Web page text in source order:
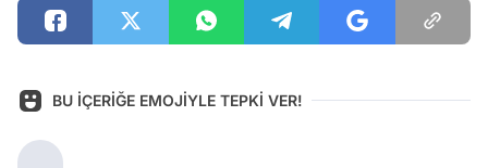
BU İÇERİĞE EMOJİYLE TEPKİ VER!